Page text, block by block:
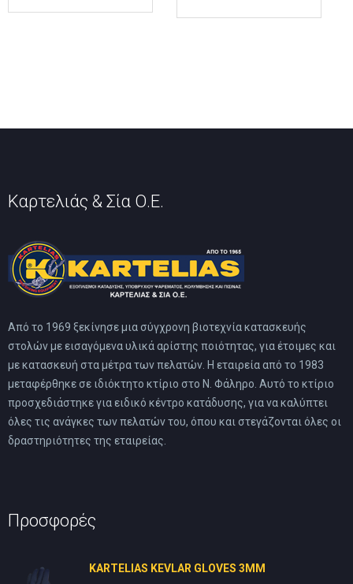
Καρτελιάς & Σία Ο.Ε.
Από το 1969 ξεκίνησε μια σύγχρονη βιοτεχνία κατασκευής
στολών με εισαγόμενα υλικά αρίστης ποιότητας, για έτοιμες και
με κατασκευή στα μέτρα των πελατών. Η εταιρεία από το 1983
μεταφέρθηκε σε ιδιόκτητο κτίριο στο Ν. Φάληρο. Αυτό το κτίριο
προσχεδιάστηκε για ειδικό κέντρο κατάδυσης, για να καλύπτει
όλες τις ανάγκες των πελατών του, όπου και στεγάζονται όλες οι
δραστηριότητες της εταιρείας.
Προσφορές
KARTELIAS KEVLAR GLOVES 3ΜΜ